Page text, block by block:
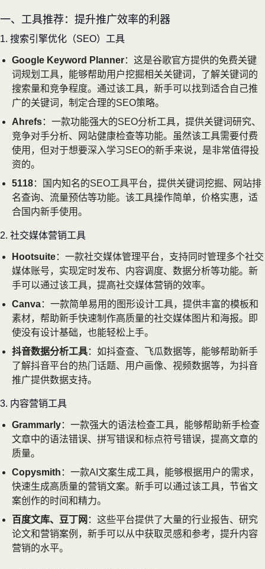
一、工具推荐：提升推广效率的利器
1. 搜索引擎优化（SEO）工具
Google Keyword Planner：这是谷歌官方提供的免费关键
词规划工具，能够帮助用户挖掘相关关键词，了解关键词的
搜索量和竞争程度。通过该工具，新手可以找到适合自己推
广的关键词，制定合理的SEO策略。
Ahrefs：一款功能强大的SEO分析工具，提供关键词研究、
竞争对手分析、网站健康检查等功能。虽然该工具需要付费
使用，但对于想要深入学习SEO的新手来说，是非常值得投
资的。
5118：国内知名的SEO工具平台，提供关键词挖掘、网站排
名查询、流量预估等功能。该工具操作简单，价格实惠，适
合国内新手使用。
2. 社交媒体营销工具
Hootsuite：一款社交媒体管理平台，支持同时管理多个社交
媒体账号，实现定时发布、内容调度、数据分析等功能。新
手可以通过该工具，提高社交媒体营销的效率。
Canva：一款简单易用的图形设计工具，提供丰富的模板和
素材，帮助新手快速制作高质量的社交媒体图片和海报。即
使没有设计基础，也能轻松上手。
抖音数据分析工具：如抖查查、飞瓜数据等，能够帮助新手
了解抖音平台的热门话题、用户画像、视频数据等，为抖音
推广提供数据支持。
3. 内容营销工具
Grammarly：一款强大的语法检查工具，能够帮助新手检查
文章中的语法错误、拼写错误和标点符号错误，提高文章的
质量。
Copysmith ：一款AI文案生成工具，能够根据用户的需求，
快速生成高质量的营销文案。新手可以通过该工具，节省文
案创作的时间和精力。
百度文库、豆丁网 ：这些平台提供了大量的行业报告、研究
论文和营销案例，新手可以从中获取灵感和参考，提升内容
营销的水平。